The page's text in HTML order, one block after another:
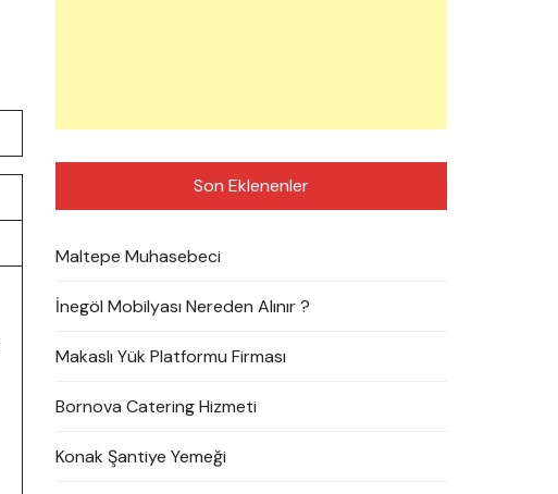
Son Eklenenler
Maltepe Muhasebeci
İnegöl Mobilyası Nereden Alınır ?
Makaslı Yük Platformu Firması
Bornova Catering Hizmeti
Konak Şantiye Yemeği